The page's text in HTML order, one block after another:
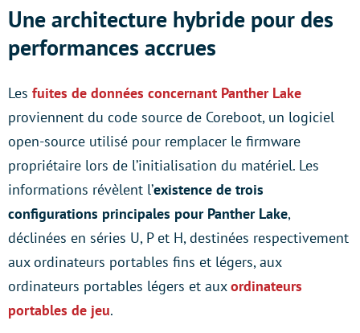
Une architecture hybride pour des
performances accrues
Les fuites de données concernant Panther Lake
proviennent du code source de Coreboot, un logiciel
open-source utilisé pour remplacer le firmware
propriétaire lors de l’initialisation du matériel. Les
informations révèlent l’existence de trois
configurations principales pour Panther Lake,
déclinées en séries U, P et H, destinées respectivement
aux ordinateurs portables fins et légers, aux
ordinateurs portables légers et auxordinateurs
portables de jeu.